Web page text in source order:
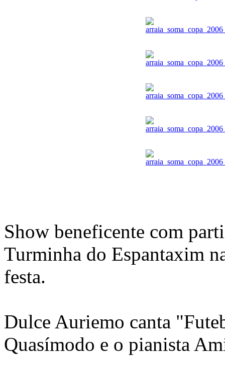
Show beneficente com
Turminha do Espantaxim
festa.
Dulce Auriemo canta
Quasímodo e o pianista